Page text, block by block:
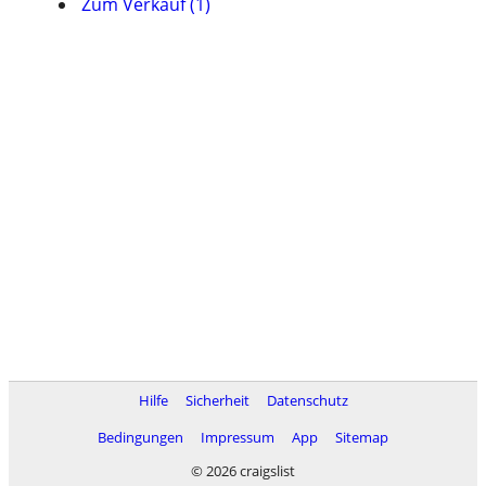
Hilfe Sicherheit
Datenschutz
Bedingungen
Impressum App
Sitemap
© 2026 craigslist